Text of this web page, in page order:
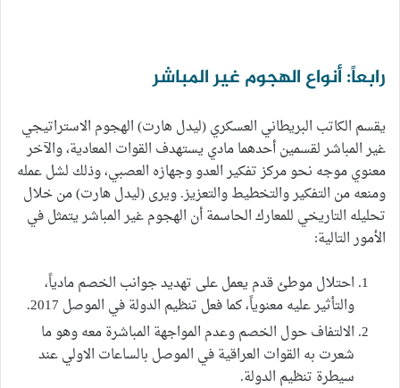
رابعاً: أنواع الهجوم غير المباشر
يقسم الكاتب البريطاني العسكري (ليدل هارت) الهجوم الاستراتيجي
غير المباشر لقسمين أحدهما مادي يستهدف القوات المعادية، والآخر
معنوي موجه نحو مركز تفكير العدو وجهازه العصبي، وذلك لشل عمله
ومنعه من التفكير والتخطيط والتعزيز. ويرى (ليدل هارت) من خلال
تحليله التاريخي للمعارك الحاسمة أن الهجوم غير المباشر يتمثل في
الأمور التالية:
احتلال موطئ قدم يعمل على تهديد جوانب الخصم مادياً،
والتأثير عليه معنوياً، كما فعل تنظيم الدولة في الموصل 2017.
الالتفاف حول الخصم وعدم المواجهة المباشرة معه وهو ما
شعرت به القوات العراقية في الموصل بالساعات الاولي عند
سيطرة تنظيم الدولة.